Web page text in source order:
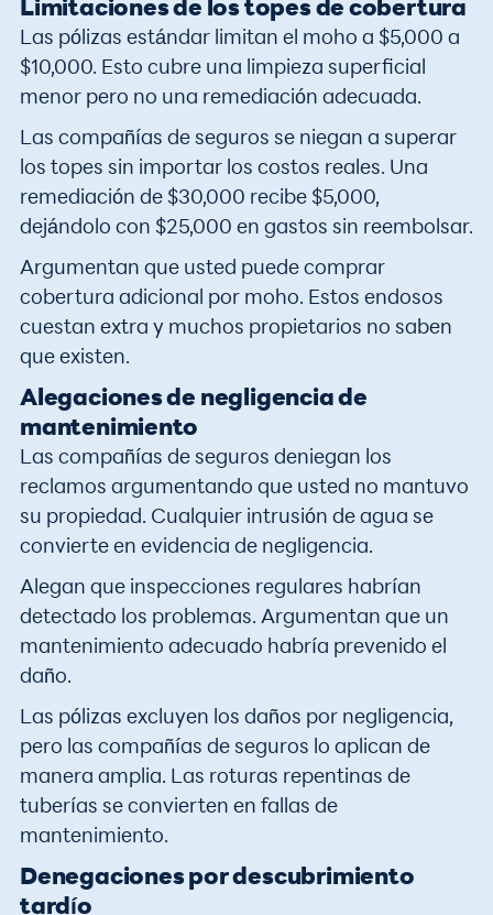
Limitaciones de los topes de cobertura
Las pólizas estándar limitan el moho a $5,000 a
$10,000. Esto cubre una limpieza superficial
menor pero no una remediación adecuada.
Las compañías de seguros se niegan a superar
los topes sin importar los costos reales. Una
remediación de $30,000 recibe $5,000,
dejándolo con $25,000 en gastos sin reembolsar.
Argumentan que usted puede comprar
cobertura adicional por moho. Estos endosos
cuestan extra y muchos propietarios no saben
que existen.
Alegaciones de negligencia de
mantenimiento
Las compañías de seguros deniegan los
reclamos argumentando que usted no mantuvo
su propiedad. Cualquier intrusión de agua se
convierte en evidencia de negligencia.
Alegan que inspecciones regulares habrían
detectado los problemas. Argumentan que un
mantenimiento adecuado habría prevenido el
daño.
Las pólizas excluyen los daños por negligencia,
pero las compañías de seguros lo aplican de
manera amplia. Las roturas repentinas de
tuberías se convierten en fallas de
mantenimiento.
Denegaciones por descubrimiento
tardío